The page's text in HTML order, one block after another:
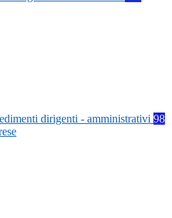
dirigenti - amministrativi 98